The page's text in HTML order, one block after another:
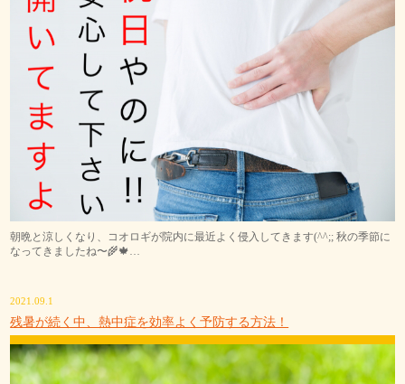
朝晩と涼しくなり、コオロギが院内に最近よく侵入してきます(^^;; 秋の季節に
なってきましたね〜🌾🍁…
2021.09.1
残暑が続く中、熱中症を効率よく予防する方法！